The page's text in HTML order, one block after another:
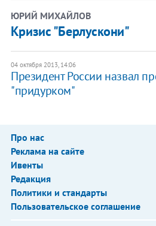
ЮРИЙ МИХАЙЛОВ
​Кризис "Берлускони"
04 октября 2013, 14:06
​Президент России назвал
"придурком"
Про нас
Реклама на сайте
Ивенты
Редакция
Политики и стандарты
Пользовательское соглашение